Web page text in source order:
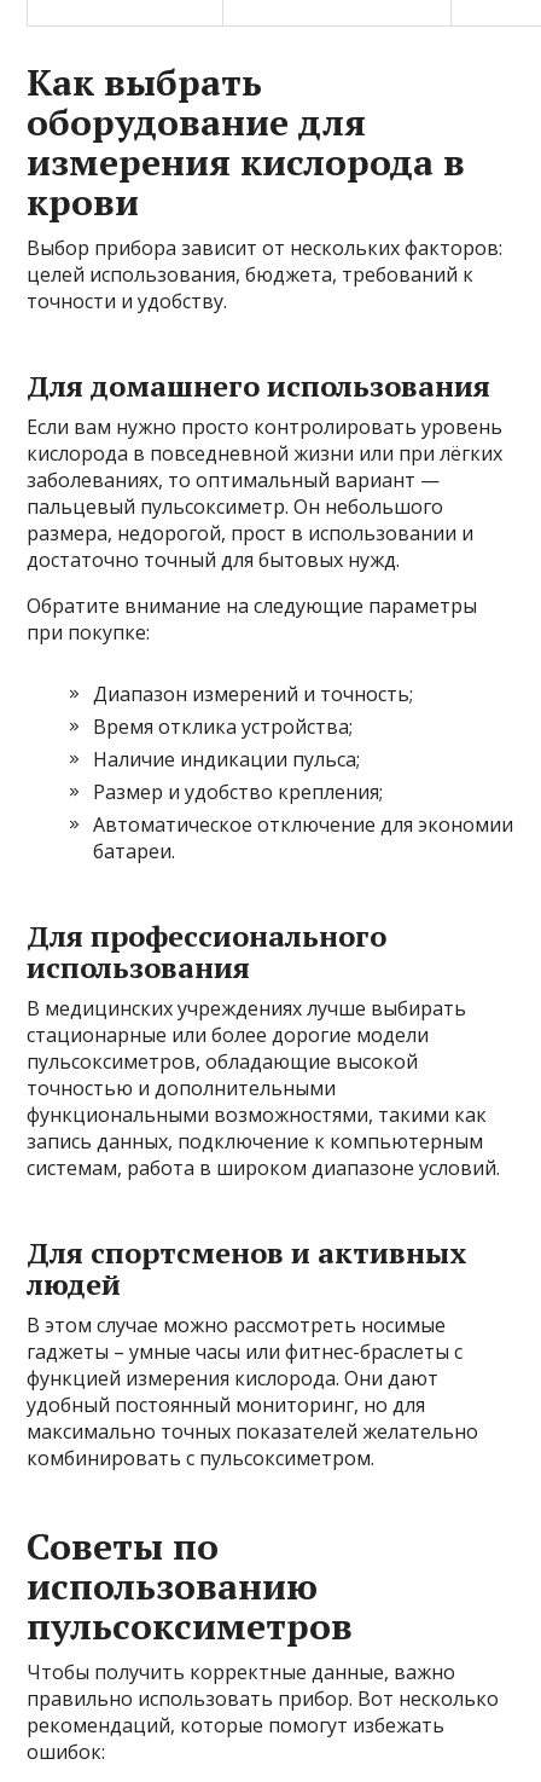
Как выбрать
оборудование для
измерения кислорода в
крови
Выбор прибора зависит от нескольких факторов:
целей использования, бюджета, требований к
точности и удобству.
Для домашнего использования
Если вам нужно просто контролировать уровень
кислорода в повседневной жизни или при лёгких
заболеваниях, то оптимальный вариант —
пальцевый пульсоксиметр. Он небольшого
размера, недорогой, прост в использовании и
достаточно точный для бытовых нужд.
Обратите внимание на следующие параметры
при покупке:
Диапазон измерений и точность;
Время отклика устройства;
Наличие индикации пульса;
Размер и удобство крепления;
Автоматическое отключение для экономии
батареи.
Для профессионального
использования
В медицинских учреждениях лучше выбирать
стационарные или более дорогие модели
пульсоксиметров, обладающие высокой
точностью и дополнительными
функциональными возможностями, такими как
запись данных, подключение к компьютерным
системам, работа в широком диапазоне условий.
Для спортсменов и активных
людей
В этом случае можно рассмотреть носимые
гаджеты – умные часы или фитнес-браслеты с
функцией измерения кислорода. Они дают
удобный постоянный мониторинг, но для
максимально точных показателей желательно
комбинировать с пульсоксиметром.
Советы по
использованию
пульсоксиметров
Чтобы получить корректные данные, важно
правильно использовать прибор. Вот несколько
рекомендаций, которые помогут избежать
ошибок: